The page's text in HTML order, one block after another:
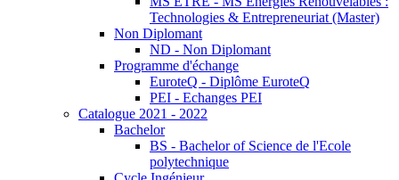
Technologies & Entrepreneuriat (Master)
Non Diplomant
ND - Non Diplomant
Programme d'échange
EuroteQ - Diplôme EuroteQ
PEI - Echanges PEI
Catalogue 2021 - 2022
Bachelor
BS - Bachelor of Science de l'Ecole
polytechnique